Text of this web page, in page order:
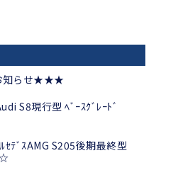
知らせ★★★
S8現行型 ﾍﾞｰｽｸﾞﾚｰﾄﾞ
ﾞｽAMG S205後期最終型